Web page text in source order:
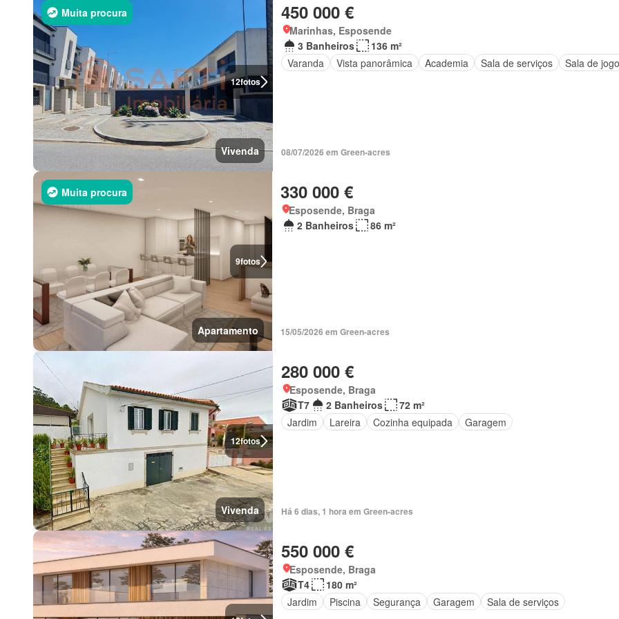
12fotos
Muita procura
Vivenda
450 000 €
Marinhas, Esposende
3 Banheiros
136 m²
Varanda
Vista panorâmica Academia Sala de serviços Sala de
08/07/2026 em Green-acres
9fotos
Muita procura
Apartamento
330 000 €
Esposende, Braga
2 Banheiros
86 m²
15/05/2026 em Green-acres
12fotos
Vivenda
280 000 €
Esposende, Braga
T7
2 Banheiros
72 m²
Jardim
Lareira Cozinha equipada Garagem
Há 6 dias, 1 hora em Green-acres
550 000 €
Esposende, Braga
T4
180 m²
Jardim
Piscina Segurança Garagem Sala de serviços